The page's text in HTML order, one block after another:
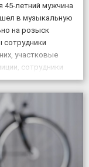
45-летний мужчина
в музыкальную
на розыск
сотрудники
участковые
сотрудники
розыска.
кинолога […]